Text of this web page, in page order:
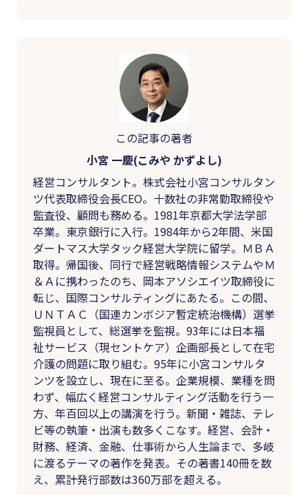
この記事の著者
小宮 一慶(こみや かずよし)
経営コンサルタント。株式会社小宮コンサルタン
ツ代表取締役会長CEO。十数社の非常勤取締役や
監査役、顧問も務める。1981年京都大学法学部
卒業。東京銀行に入行。1984年から2年間、米国
ダートマス大学タック経営大学院に留学。ＭＢＡ
取得。帰国後、同行で経営戦略情報システムやＭ
＆Ａに携わったのち、岡本アソシエイツ取締役に
転じ、国際コンサルティングにあたる。この間、
ＵＮＴＡＣ（国連カンボジア暫定統治機構）選挙
監視員として、総選挙を監視。93年には日本福
祉サービス（現セントケア）企画部長として在宅
介護の問題に取り組む。95年に小宮コンサルタ
ンツを設立し、現在に至る。企業規模、業種を問
わず、幅広く経営コンサルティング活動を行う一
方、年百回以上の講演を行う。新聞・雑誌、テレ
ビ等の執筆・出演も数多くこなす。経営、会計・
財務、経済、金融、仕事術から人生論まで、多岐
に渡るテーマの著作を発表。その著書140冊を数
え、累計発行部数は360万部を超える。